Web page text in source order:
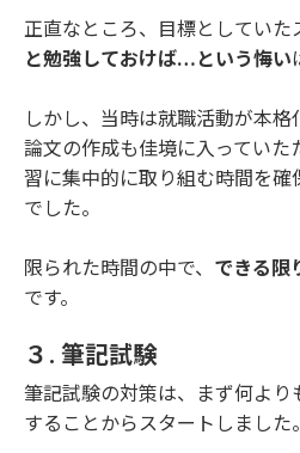
正直なところ、目標としていた
と勉強しておけば…という悔い
しかし、当時は就職活動が本
論文の作成も佳境に入っていた
習に集中的に取り組む時間を確
でした。
限られた時間の中で、 できる限
です。
３. 筆記試験
筆記試験の対策は、まず何より
することからスタートしました。